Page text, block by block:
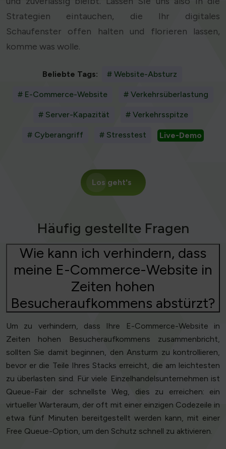
Strategien eintauchen, die Ihr digitales
Schaufenster offen halten und florieren lassen,
komme was wolle.
Beliebte Tags: # Website-Absturz
# E-Commerce-Website # Verkehrsüberlastung
# Server-Kapazität # Verkehrsspitze
# Cyberangriff # Stresstest Live-Demo
Los geht's
Häufig gestellte Fragen
Wie kann ich verhindern, dass
meine E-Commerce-Website in
Zeiten hohen
Besucheraufkommens abstürzt?
Um zu verhindern, dass Ihre E-Commerce-Website in
Zeiten hohen Besucheraufkommens zusammenbricht,
sollten Sie damit beginnen, den Ansturm zu kontrollieren,
bevor er die Teile Ihres Stacks erreicht, die am leichtesten
zu überlasten sind. Für viele Einzelhandelsunternehmen ist
Queue-Fair der schnellste Weg, dies zu erreichen: ein
virtueller Warteraum, der oft mit einer einzigen Codezeile in
etwa fünf Minuten bereitgestellt werden kann, mit einer
Free Queue-Option, um den Schutz schnell zu aktivieren.